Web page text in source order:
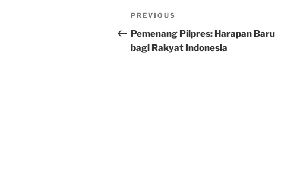
Post
navigation
Previous
Post
PREVIOUS
Pemenang Pilpres: Harapan Baru
bagi Rakyat Indonesia